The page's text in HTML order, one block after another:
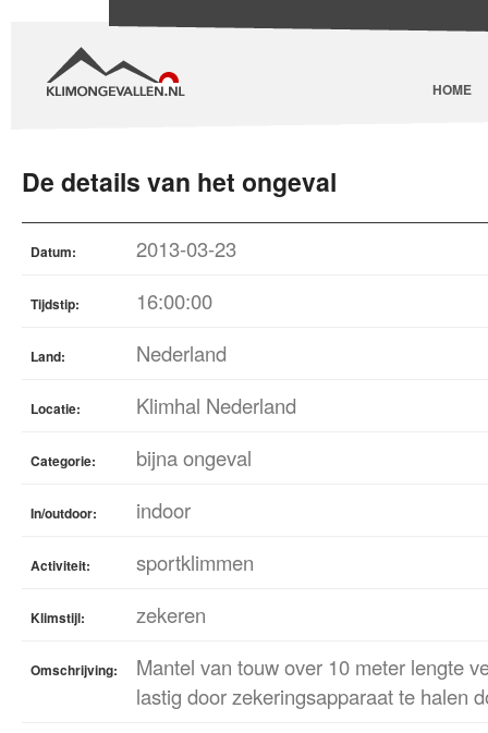
HOME
De details van het ongeval
Datum: 2013-03-23
Tijdstip: 16:00:00
Land: Nederland
Locatie: Klimhal Nederland
Categorie: bijna ongeval
In/outdoor: indoor
Activiteit: sportklimmen
Klimstijl: zekeren
Omschrijving:
Mantel van touw over 10 meter lengte
lastig door zekeringsapparaat te halen